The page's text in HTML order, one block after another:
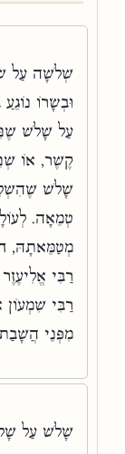
שְׁלֹשָׁה עַל
וּבְשָׂרוֹ
עַל שָׁלֹשׁ
קֶשֶׁר, אוֹ
שָׁלֹשׁ
טְמֵאָה.
מְטַמֵּאתָהּ,
רַבִּי
רַבִּי שִׁמְעוֹן
מִפְּנֵי
שָׁלֹשׁ עַל